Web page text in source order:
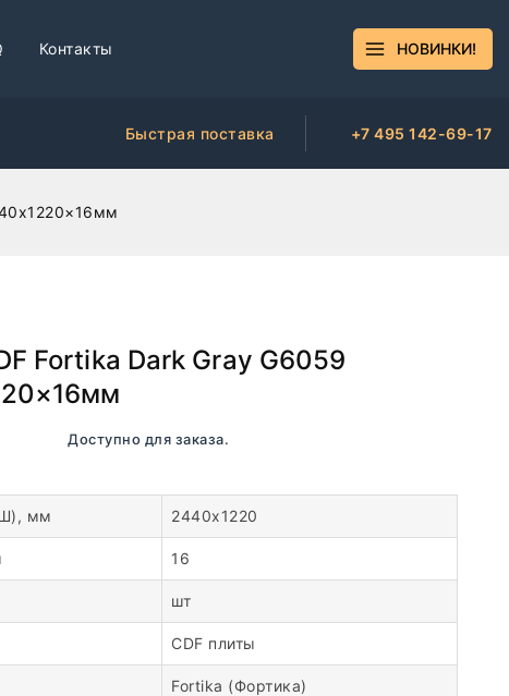
Контакты НОВИНКИ!
Быстрая поставка +7 495 142-69-17
Fortika Dark Gray G6059
наличии. Доступно для заказа.
мм 2440х1220
16
шт
CDF плиты
Fortika (Фортика)